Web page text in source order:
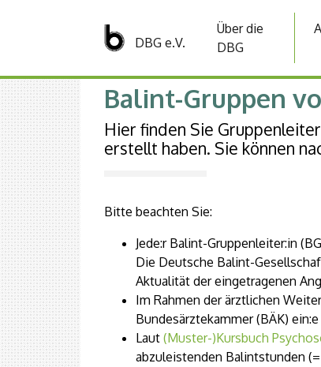
DBG e.V.
Über die
DBG
Balint-Gruppen
Hier finden Sie
erstellt haben. Sie können
Bitte beachten Sie:
Jede:r Balint-Gruppenleiter:in
Die Deutsche Balint-
Aktualität der eingetragenen
Im Rahmen der ärztlichen
Bundesärztekammer (BÄK)
Laut (Muster-)Kursbuch
abzuleistenden Balintstunden